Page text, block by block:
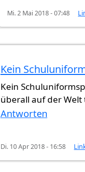
Mi. 2 Mai 2018 - 07:48
Kein
Kein
überall auf der
Antworten
Di. 10 Apr 2018 - 16:58